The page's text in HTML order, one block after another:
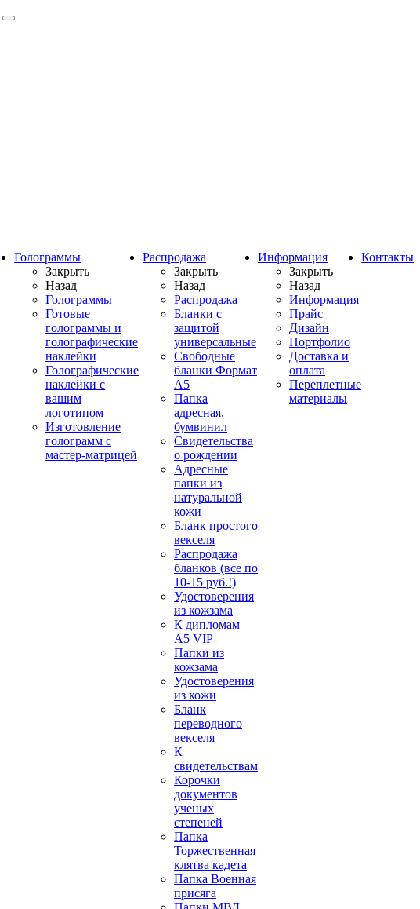
Голограммы
Закрыть
Назад
Голограммы
Готовые
голограммы и
голографические
наклейки
Голографические
наклейки с
вашим
логотипом
Изготовление
голограмм с
мастер-матрицей
Распродажа
Закрыть
Назад
Распродажа
Бланки с
защитой
универсальные
Свободные
бланки Формат
А5
Папка
адресная,
бумвинил
Свидетельства
о рождении
Адресные
папки из
натуральной
кожи
Бланк простого
векселя
Распродажа
бланков (все по
10-15 руб.!)
Удостоверения
из кожзама
К дипломам
А5 VIP
Папки из
кожзама
Удостоверения
из кожи
Бланк
переводного
векселя
К
свидетельствам
Корочки
документов
ученых
степеней
Папка
Торжественная
клятва кадета
Папка Военная
присяга
Информация
Закрыть
Назад
Информация
Прайс
Дизайн
Портфолио
Доставка и
оплата
Переплетные
материалы
Контакты